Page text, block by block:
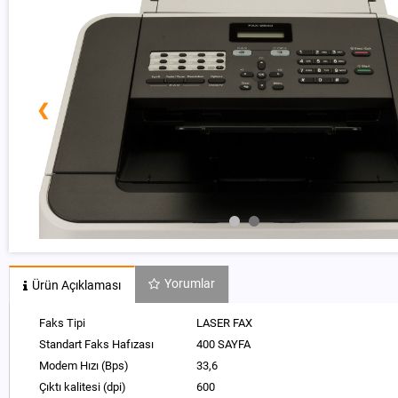
❮
Ürün Açıklaması Yorumlar
Faks Tipi
LASER FAX
Standart Faks Hafızası
400 SAYFA
Modem Hızı (Bps)
33,6
Çıktı kalitesi (dpi)
600